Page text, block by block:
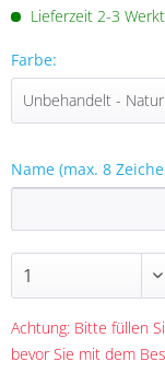
Lieferzeit 2-3
Farbe:
Name (max. 8
Achtung: Bitte füllen
bevor Sie mit dem